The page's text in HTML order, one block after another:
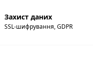
Захист даних
SSL-шифрування, GDPR